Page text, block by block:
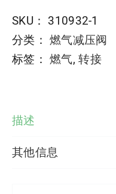
SKU： 310932-1
分类：燃气减压阀
标签：燃气,转接
描述
其他信息